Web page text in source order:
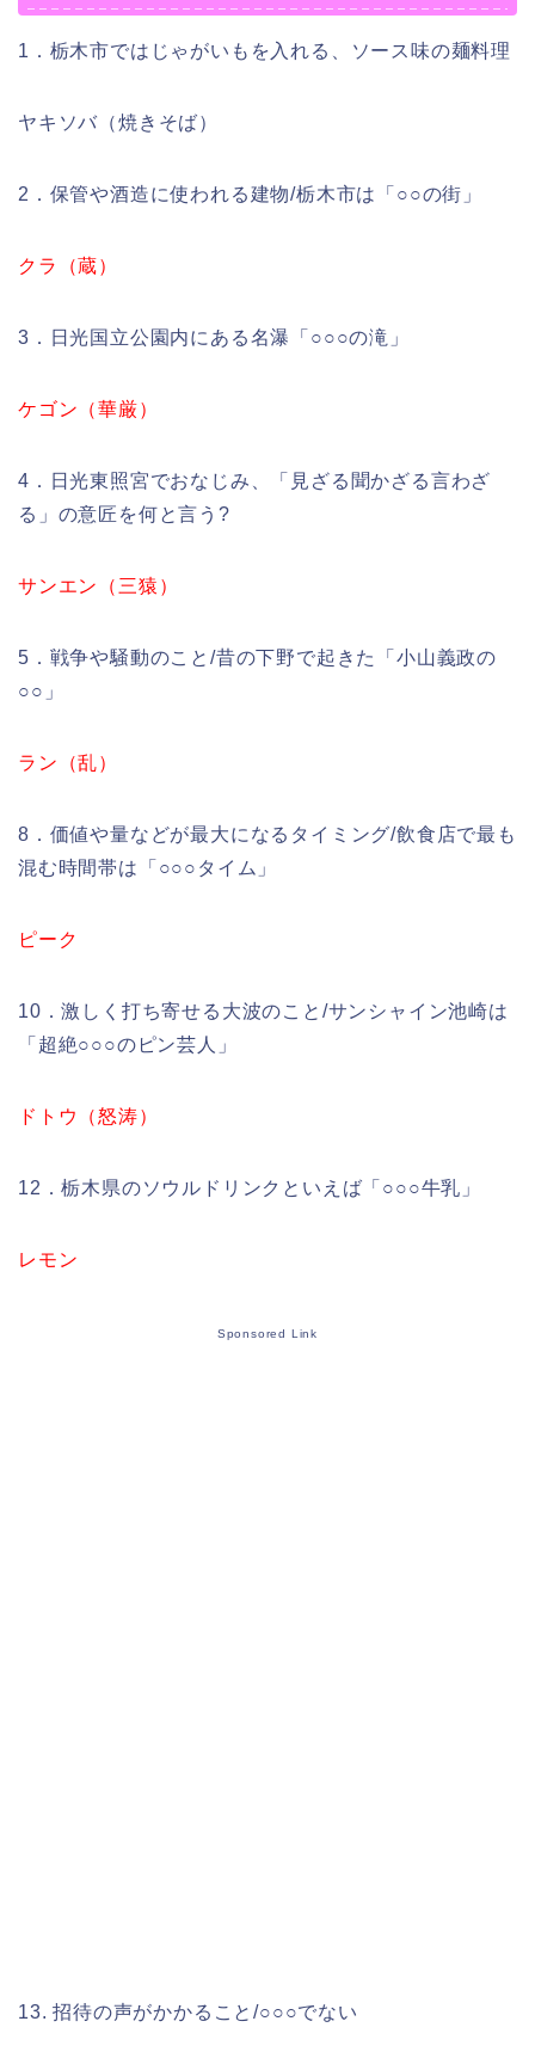
1．栃木市ではじゃがいもを入れる、ソース味の麺料理
ヤキソバ（焼きそば）
2．保管や酒造に使われる建物/栃木市は「○○の街」
クラ（蔵）
3．日光国立公園内にある名瀑「○○○の滝」
ケゴン（華厳）
4．日光東照宮でおなじみ、「見ざる聞かざる言わざ
る」の意匠を何と言う?
サンエン（三猿）
5．戦争や騒動のこと/昔の下野で起きた「小山義政の
○○」
ラン（乱）
8．価値や量などが最大になるタイミング/飲食店で最も
混む時間帯は「○○○タイム」
ピーク
10．激しく打ち寄せる大波のこと/サンシャイン池崎は
「超絶○○○のピン芸人」
ドトウ（怒涛）
12．栃木県のソウルドリンクといえば「○○○牛乳」
レモン
Sponsored Link
13. 招待の声がかかること/○○○でない